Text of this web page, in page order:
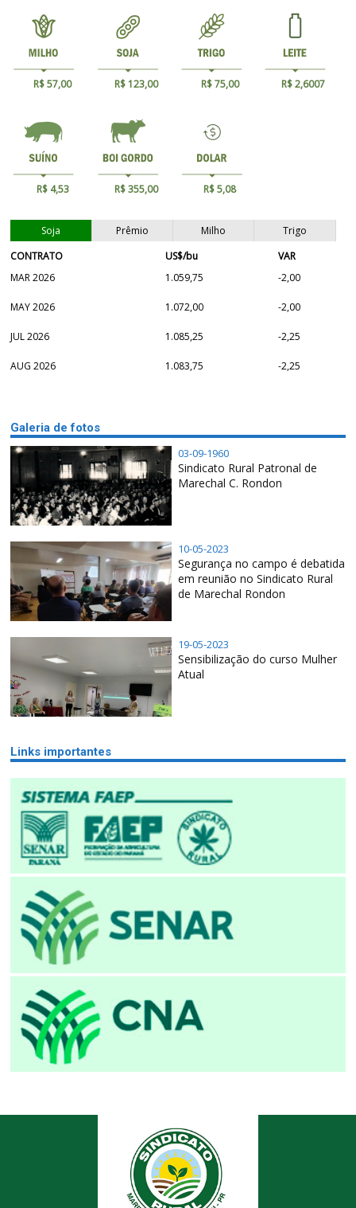
R$ 57,00 R$ 123,00 R$ 75,00 R$ 2,6007
R$ 4,53 R$ 355,00 R$ 5,08
Soja Prêmio Milho
Trigo
CONTRATO
US$/bu
VAR
MAR 2026
1.059,75 -2,00
MAY 2026 1.072,00 -2,00
JUL 2026 1.085,25 -2,25
AUG 2026 1.083,75 -2,25
Galeria de fotos
03-09-1960
Sindicato Rural Patronal de
Marechal C. Rondon
10-05-2023
Segurança no campo é debatida
em reunião no Sindicato Rural
de Marechal Rondon
19-05-2023
Sensibilização do curso Mulher
Atual
Links importantes